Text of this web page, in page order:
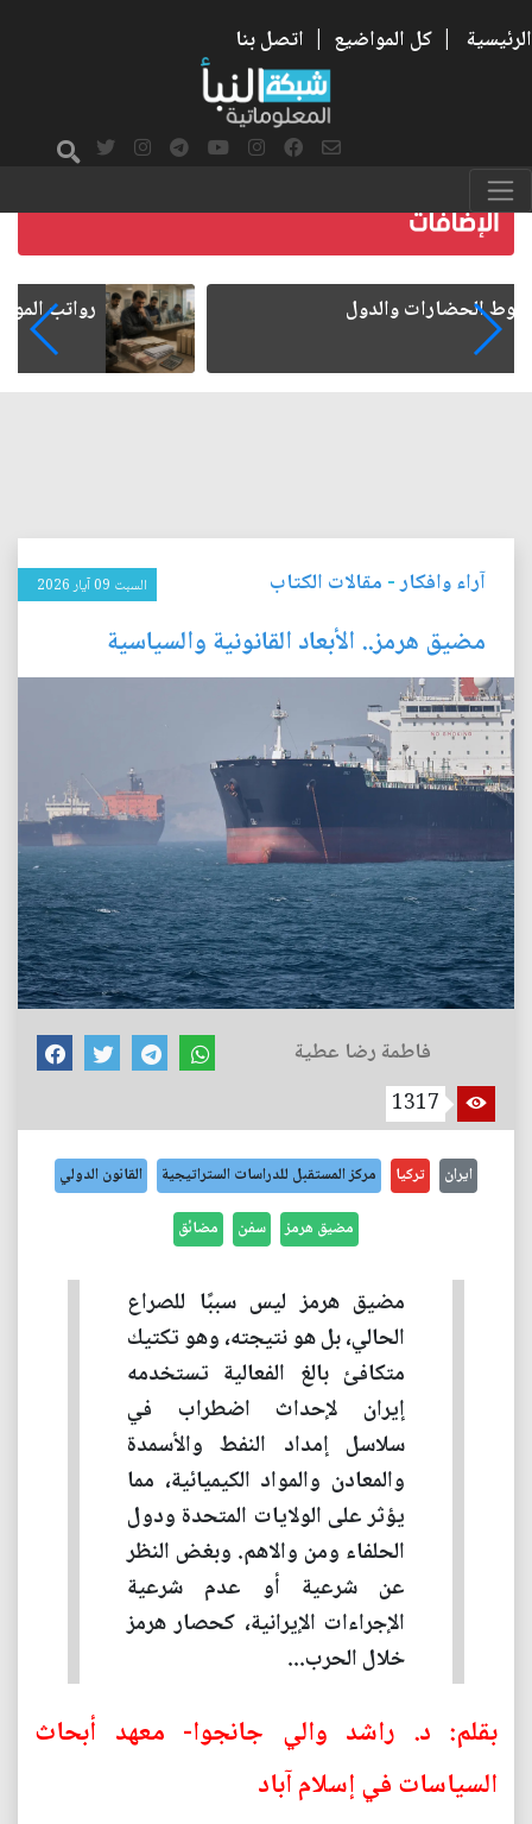
الرئيسية | كل المواضيع | اتصل بنا
رواتب الموظفين على صفيح ساخن
آراء وافكار- مقالات الكتاب السبت 09 آيار 2026
مضيق هرمز.. الأبعاد القانونية والسياسية
فاطمة رضا عطية
1317
ايران تركيا مركز المستقبل للدراسات الستراتيجية القانون الدولي
مضيق هرمز سفن مضائق
مضيق هرمز ليس سببًا للصراع
الحالي، بل هو نتيجته، وهو تكتيك
متكافئ بالغ الفعالية تستخدمه
إيران لإحداث اضطراب في
سلاسل إمداد النفط والأسمدة
والمعادن والمواد الكيميائية، مما
يؤثر على الولايات المتحدة ودول
الحلفاء ومن والاهم. وبغض النظر
عن شرعية أو عدم شرعية
الإجراءات الإيرانية، كحصار هرمز
خلال الحرب...
بقلم: د. راشد والي جانجوا- معهد أبحاث
السياسات في إسلام آباد